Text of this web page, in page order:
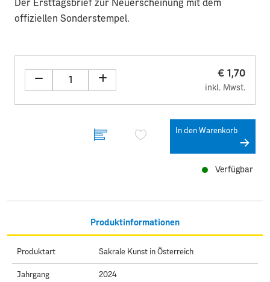
Der Ersttagsbrief zur Neuerscheinung mit dem
offiziellen Sonderstempel.
€ 1,70
inkl. Mwst.
In den Warenkorb
Verfügbar
Produktinformationen
Produktart Sakrale Kunst in Österreich
Jahrgang 2024